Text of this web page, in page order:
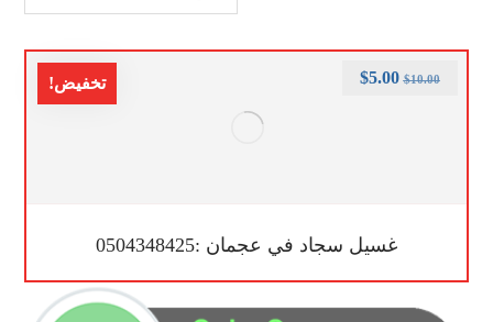
تخفيض!
غسيل سجاد في عجمان :0504348425
$10.00
$5.00